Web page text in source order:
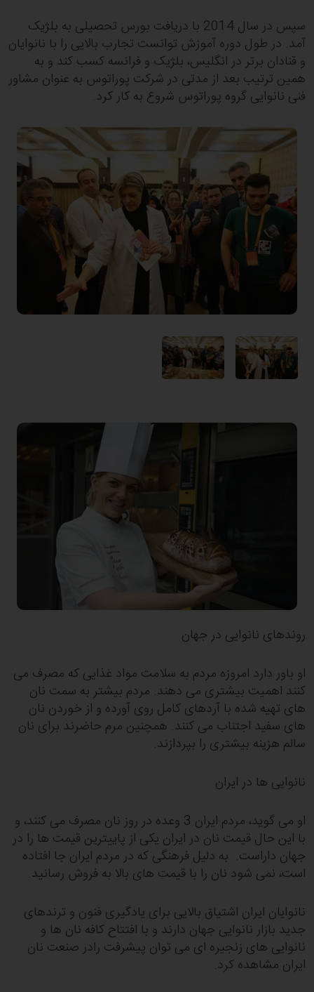
سپس در سال 2014 با دریافت بورس تحصیلی به بلژیک
آمد. در طول دوره آموزش توانست تجارب بالایی را با نانوایان
و قنادان برتر در انگلیس، بلژیک و فرانسه کسب کند و به
همین ترتیب بعد از مدتی در شرکت پوراتوس به عنوان مشاور
فنی نانوایی گروه پوراتوس شروع به کار کرد.
روندهای نانوایی در جهان
او باور دارد امروزه مردم به سلامت مواد غذایی که مصرف می
کنند اهمیت بیشتری می دهند. مردم بیشتر به سمت نان
های تهیه شده با آردهای کامل روی آورده و از خوردن نان
های سفید اجتناب می کنند. همچنین مرم حاضرند برای نان
سالم هزینه بیشتری را بپردازند.
نانوایی ها در ایران
او می گوید، مردم ایران 3 وعده در روز نان مصرف می کنند، و
با این حال قیمت نان در ایران یکی از پاییترین قیمت ها را در
جهان داراست. به دلیل فرهنگی که در مردم ایران جا افتاده
است، نمی شود نان را با قیمت های بالا به فروش رسانید.
نانوایان ایران اشتیاق بالایی برای یادگیری فنون و ترندهای
جدید بازار نانوایی جهان دارند و با افتتاح کافه نان ها و
نانوایی های زنجیره ای می توان پیشرفت رادر صنعت نان
ایران مشاهده کرد.